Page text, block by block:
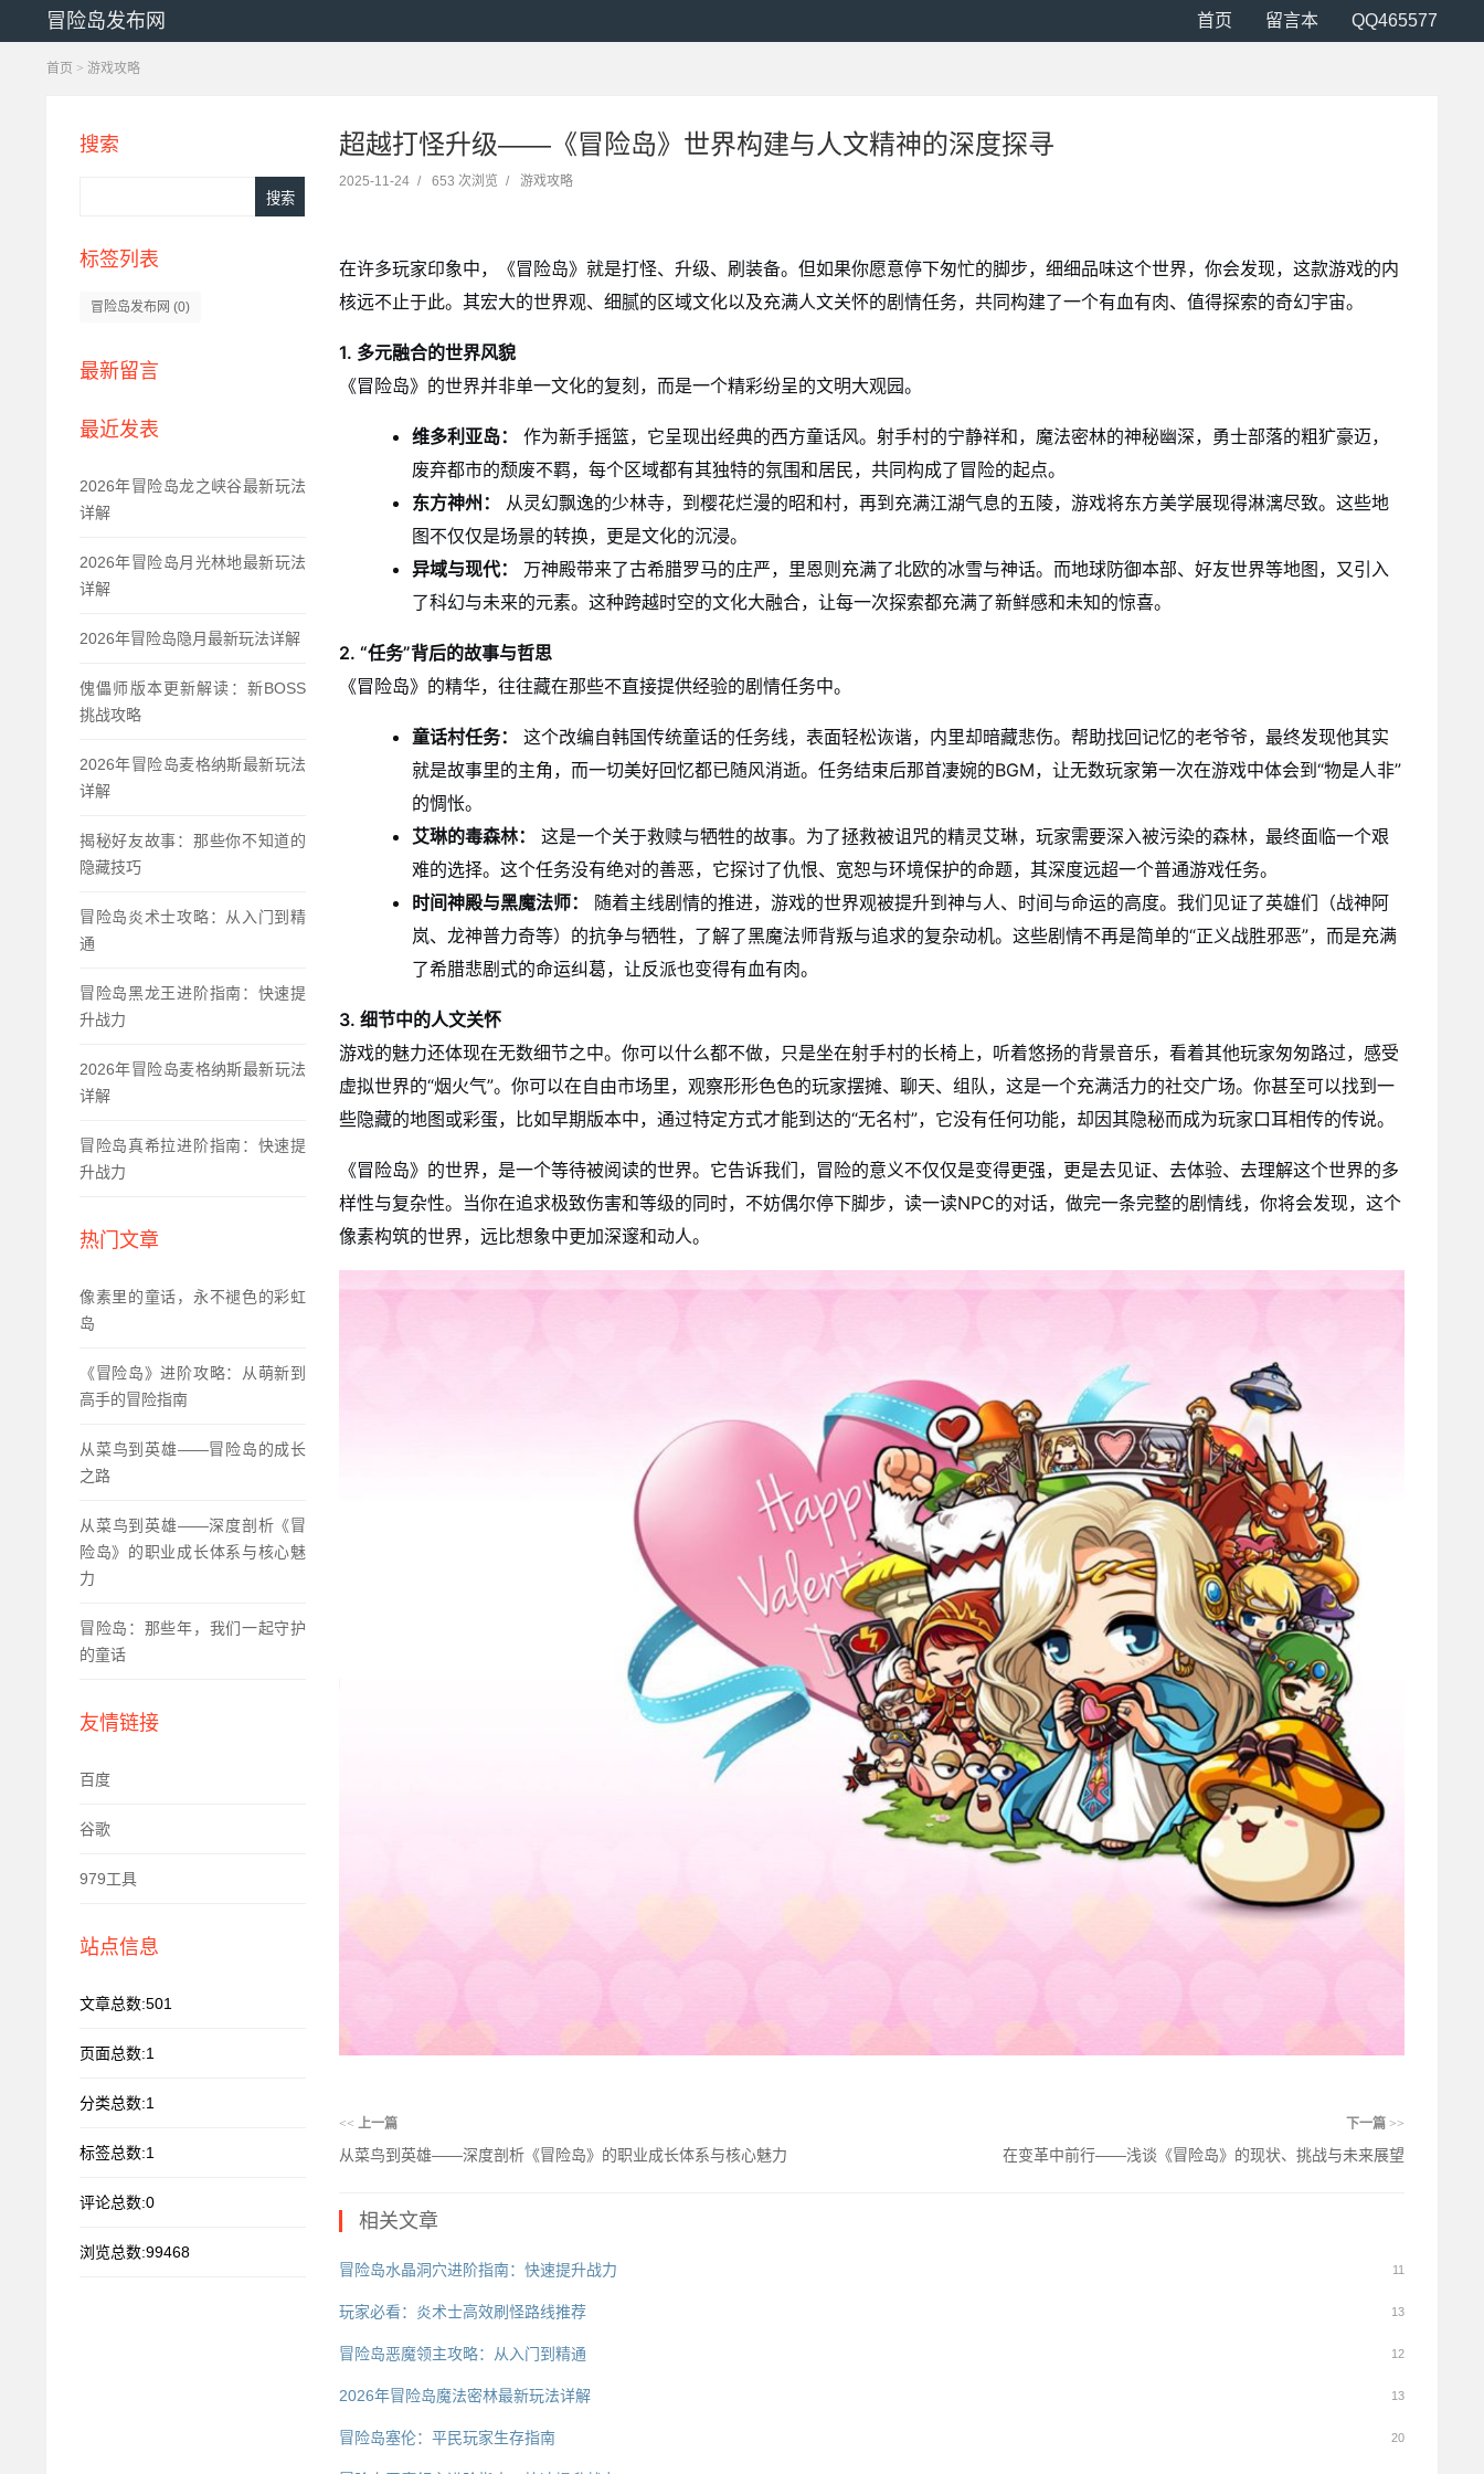
冒险岛发布网 首页 留言本 QQ465577
首页 > 游戏攻略
搜索
标签列表
冒险岛发布网 (0)
最新留言
最近发表
2026年冒险岛龙之峡谷最新玩法
详解
2026年冒险岛月光林地最新玩法
详解
2026年冒险岛隐月最新玩法详解
傀儡师版本更新解读：新BOSS
挑战攻略
2026年冒险岛麦格纳斯最新玩法
详解
揭秘好友故事：那些你不知道的
隐藏技巧
冒险岛炎术士攻略：从入门到精
通
冒险岛黑龙王进阶指南：快速提
升战力
2026年冒险岛麦格纳斯最新玩法
详解
冒险岛真希拉进阶指南：快速提
升战力
热门文章
像素里的童话，永不褪色的彩虹
岛
《冒险岛》进阶攻略：从萌新到
高手的冒险指南
从菜鸟到英雄——冒险岛的成长
之路
从菜鸟到英雄——深度剖析《冒
险岛》的职业成长体系与核心魅
力
冒险岛：那些年，我们一起守护
的童话
友情链接
百度
谷歌
979工具
站点信息
文章总数:501
页面总数:1
分类总数:1
标签总数:1
评论总数:0
浏览总数:99468
超越打怪升级——《冒险岛》世界构建与人文精神的深度探寻
2025-11-24 / 653 次浏览 / 游戏攻略
在许多玩家印象中，《冒险岛》就是打怪、升级、刷装备。但如果你愿意停下匆忙的脚步，细细品味这个世界，你会发现，这款游戏的内
核远不止于此。其宏大的世界观、细腻的区域文化以及充满人文关怀的剧情任务，共同构建了一个有血有肉、值得探索的奇幻宇宙。
1. 多元融合的世界风貌
《冒险岛》的世界并非单一文化的复刻，而是一个精彩纷呈的文明大观园。
维多利亚岛：
作为新手摇篮，它呈现出经典的西方童话风。射手村的宁静祥和，魔法密林的神秘幽深，勇士部落的粗犷豪迈，
废弃都市的颓废不羁，每个区域都有其独特的氛围和居民，共同构成了冒险的起点。
东方神州：
从灵幻飘逸的少林寺，到樱花烂漫的昭和村，再到充满江湖气息的五陵，游戏将东方美学展现得淋漓尽致。这些地
图不仅仅是场景的转换，更是文化的沉浸。
异域与现代：
万神殿带来了古希腊罗马的庄严，里恩则充满了北欧的冰雪与神话。而地球防御本部、好友世界等地图，又引入
了科幻与未来的元素。这种跨越时空的文化大融合，让每一次探索都充满了新鲜感和未知的惊喜。
2. “任务”背后的故事与哲思
《冒险岛》的精华，往往藏在那些不直接提供经验的剧情任务中。
童话村任务：
这个改编自韩国传统童话的任务线，表面轻松诙谐，内里却暗藏悲伤。帮助找回记忆的老爷爷，最终发现他其实
就是故事里的主角，而一切美好回忆都已随风消逝。任务结束后那首凄婉的BGM，让无数玩家第一次在游戏中体会到“物是人非”
的惆怅。
艾琳的毒森林：
这是一个关于救赎与牺牲的故事。为了拯救被诅咒的精灵艾琳，玩家需要深入被污染的森林，最终面临一个艰
难的选择。这个任务没有绝对的善恶，它探讨了仇恨、宽恕与环境保护的命题，其深度远超一个普通游戏任务。
时间神殿与黑魔法师：
随着主线剧情的推进，游戏的世界观被提升到神与人、时间与命运的高度。我们见证了英雄们（战神阿
岚、龙神普力奇等）的抗争与牺牲，了解了黑魔法师背叛与追求的复杂动机。这些剧情不再是简单的“正义战胜邪恶”，而是充满
了希腊悲剧式的命运纠葛，让反派也变得有血有肉。
3. 细节中的人文关怀
游戏的魅力还体现在无数细节之中。你可以什么都不做，只是坐在射手村的长椅上，听着悠扬的背景音乐，看着其他玩家匆匆路过，感受
虚拟世界的“烟火气”。你可以在自由市场里，观察形形色色的玩家摆摊、聊天、组队，这是一个充满活力的社交广场。你甚至可以找到一
些隐藏的地图或彩蛋，比如早期版本中，通过特定方式才能到达的“无名村”，它没有任何功能，却因其隐秘而成为玩家口耳相传的传说。
《冒险岛》的世界，是一个等待被阅读的世界。它告诉我们，冒险的意义不仅仅是变得更强，更是去见证、去体验、去理解这个世界的多
样性与复杂性。当你在追求极致伤害和等级的同时，不妨偶尔停下脚步，读一读NPC的对话，做完一条完整的剧情线，你将会发现，这个
像素构筑的世界，远比想象中更加深邃和动人。
<< 上一篇
从菜鸟到英雄——深度剖析《冒险岛》的职业成长体系与核心魅力
下一篇 >>
在变革中前行——浅谈《冒险岛》的现状、挑战与未来展望
相关文章
11
冒险岛水晶洞穴进阶指南：快速提升战力
13
玩家必看：炎术士高效刷怪路线推荐
12
冒险岛恶魔领主攻略：从入门到精通
13
2026年冒险岛魔法密林最新玩法详解
20
冒险岛塞伦：平民玩家生存指南